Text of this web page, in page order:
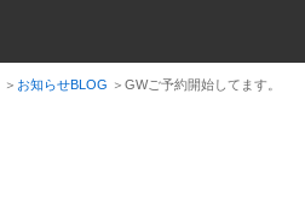
お知らせBLOG GWご予約開始してます。